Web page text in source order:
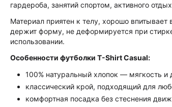
гардероба, занятий спортом, активного
Материал приятен к телу, хорошо
держит форму, не деформируется при
использовании.
Особенности футболки T-Shirt Casual:
100% натуральный хлопок — мягкость
классический крой, подходящий для
комфортная посадка без стеснения